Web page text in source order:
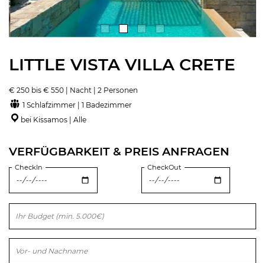
LITTLE VISTA VILLA CRETE
€ 250 bis € 550 | Nacht | 2 Personen
1 Schlafzimmer | 1 Badezimmer
bei Kissamos | Alle
VERFÜGBARKEIT & PREIS ANFRAGEN
CheckIn CheckOut
Bitte lasse dieses Feld leer.